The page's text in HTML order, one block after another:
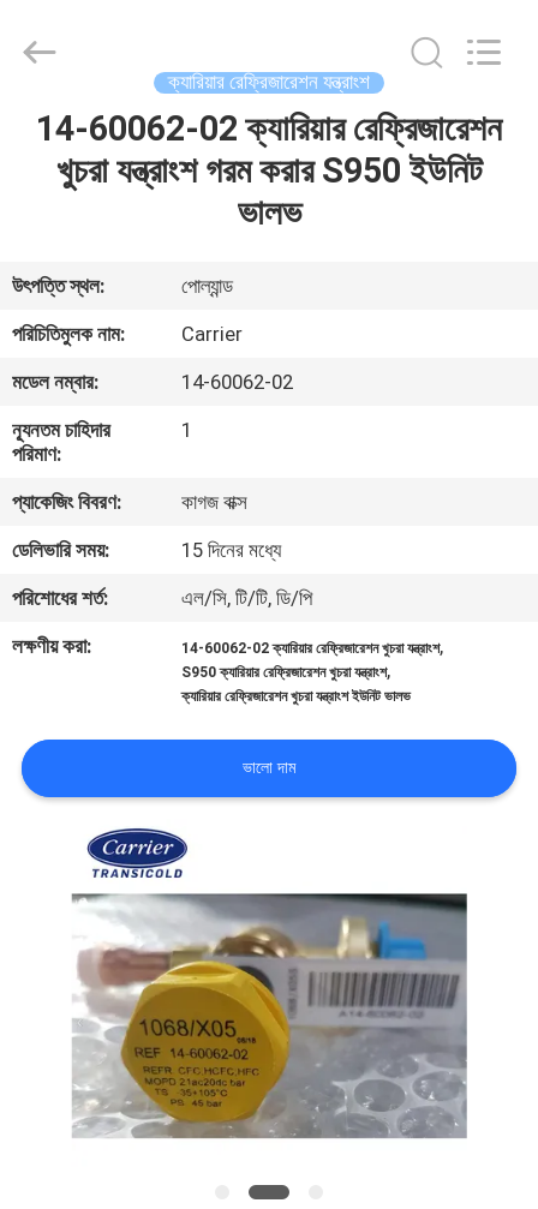
বাড়ি
আমাদের
সম্বন্ধে
কারখানা
পরিদর্শন
গুণমান
নিয়ন্ত্রণ
আমাদের
খবর
গোপনীয়তা
INDUSTRY
Reserved.
ক্যারিয়ার রেফ্রিজারেশন যন্ত্রাংশ
14-60062-02 ক্যারিয়ার রেফ্রিজারেশন
খুচরা যন্ত্রাংশ গরম করার S950 ইউনিট
ভালভ
উৎপত্তি স্থল:
পোল্যান্ড
পরিচিতিমুলক নাম:
Carrier
মডেল নম্বার:
14-60062-02
ন্যূনতম চাহিদার
পরিমাণ:
1
প্যাকেজিং বিবরণ:
কাগজ বাক্স
ডেলিভারি সময়:
15 দিনের মধ্যে
পরিশোধের শর্ত:
এল/সি, টি/টি, ডি/পি
লক্ষণীয় করা:
14-60062-02 ক্যারিয়ার রেফ্রিজারেশন খুচরা যন্ত্রাংশ,
S950 ক্যারিয়ার রেফ্রিজারেশন খুচরা যন্ত্রাংশ,
ক্যারিয়ার রেফ্রিজারেশন খুচরা যন্ত্রাংশ ইউনিট ভালভ
ভালো দাম